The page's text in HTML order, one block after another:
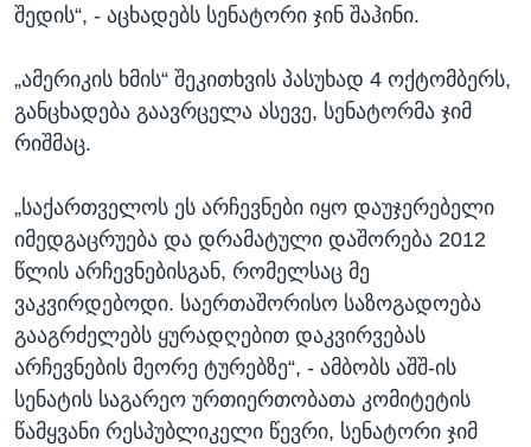
შედის“, - აცხადებს სენატორი ჯინ შაჰინი.
„ამერიკის ხმის“ შეკითხვის პასუხად 4 ოქტომბერს,
განცხადება გაავრცელა ასევე, სენატორმა ჯიმ
რიშმაც.
„საქართველოს ეს არჩევნები იყო დაუჯერებელი
იმედგაცრუება და დრამატული დაშორება 2012
წლის არჩევნებისგან, რომელსაც მე
ვაკვირდებოდი. საერთაშორისო საზოგადოება
გააგრძელებს ყურადღებით დაკვირვებას
არჩევნების მეორე ტურებზე“, - ამბობს აშშ-ის
სენატის საგარეო ურთიერთობათა კომიტეტის
წამყვანი რესპუბლიკელი წევრი, სენატორი ჯიმ